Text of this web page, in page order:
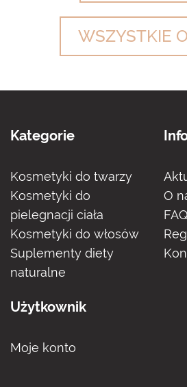
WSZYSTKIE
Kategorie
Kosmetyki do twarzy
Kosmetyki do
pielegnacji ciała
Kosmetyki do włosów
Suplementy diety
naturalne
O
FAQ
Użytkownik
Moje konto